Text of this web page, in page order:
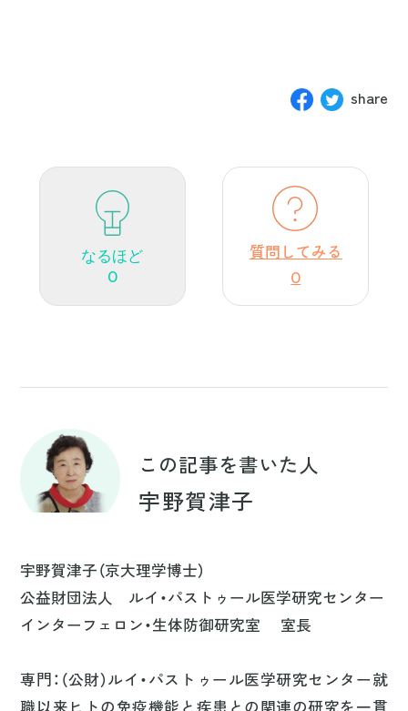
share
なるほど
0
質問してみる
0
この記事を書いた人
宇野賀津子
宇野賀津子（京大理学博士）
公益財団法人 ルイ・パストゥール医学研究センター
インターフェロン・生体防御研究室 室長
専門：（公財）ルイ・パストゥール医学研究センター就
職以来ヒトの免疫機能と疾患との関連の研究を一貫